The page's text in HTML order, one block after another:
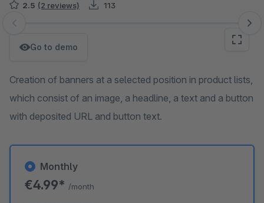
2.5 (2 reviews) 113
Skip image gallery
Go to demo
Creation of banners at a selected position in product lists,
which consist of an image, a headline, a text and a button
with deposited URL and button text.
Monthly
€4.99* /month